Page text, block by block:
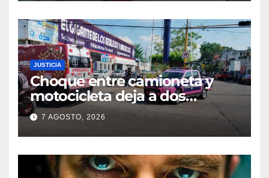
JUSTICIA
Choque entre camioneta y
motocicleta deja a dos
jóvenes lesionados en la
colonia 27 de Septiembre de
Poza Rica
7 AGOSTO, 2026